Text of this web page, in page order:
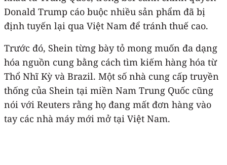
Donald Trump cáo buộc nhiều sản phẩm đã bị
định tuyến lại qua Việt Nam để tránh thuế cao.
Trước đó, Shein từng bày tỏ mong muốn đa dạng
hóa nguồn cung bằng cách tìm kiếm hàng hóa từ
Thổ Nhĩ Kỳ và Brazil. Một số nhà cung cấp truyền
thống của Shein tại miền Nam Trung Quốc cũng
nói với Reuters rằng họ đang mất đơn hàng vào
tay các nhà máy mới mở tại Việt Nam.